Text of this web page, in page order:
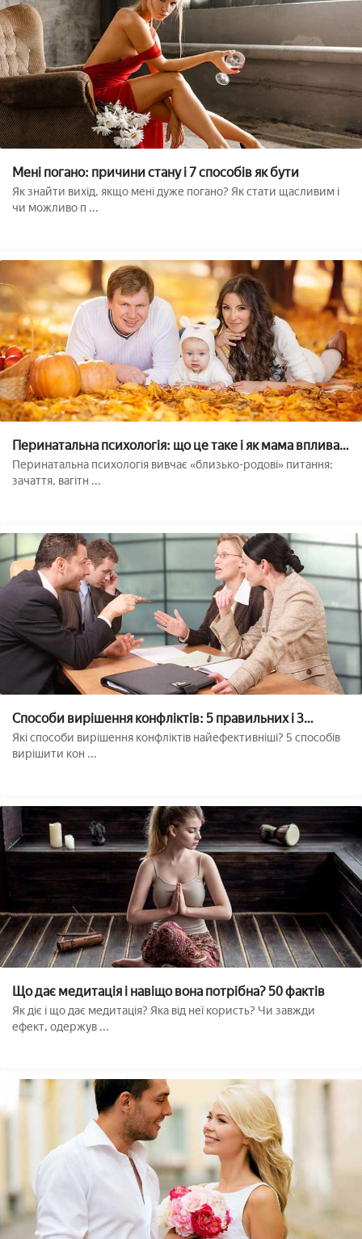
Мені погано: причини стану і 7 способів як бути
Як знайти вихід, якщо мені дуже погано? Як стати щасливим і
чи можливо п ...
Перинатальна психологія: що це таке і як мама впливає
на дитину
Перинатальна психологія вивчає «близько-родові» питання:
зачаття, вагітн ...
Способи вирішення конфліктів: 5 правильних і 3
помилкових
Які способи вирішення конфліктів найефективніші? 5 способів
вирішити кон ...
Що дає медитація і навіщо вона потрібна? 50 фактів
Як діє і що дає медитація? Яка від неї користь? Чи завжди
ефект, одержув ...